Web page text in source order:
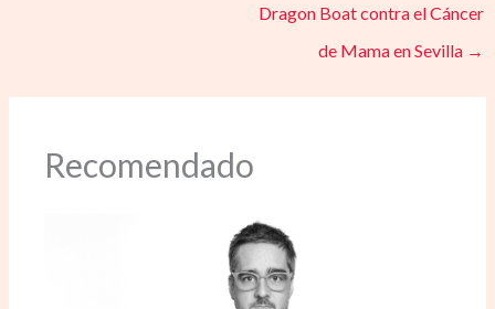
Dragon Boat contra el Cáncer
de Mama en Sevilla →
Recomendado